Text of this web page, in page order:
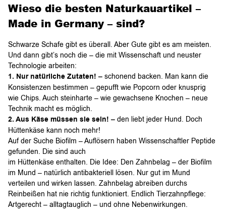
Wieso die besten Naturkauartikel –
Made in Germany – sind?
Schwarze Schafe gibt es überall. Aber Gute gibt es am meisten.
Und dann gibt’s noch die – die mit Wissenschaft und neuster
Technologie arbeiten:
1. Nur natürliche Zutaten! – schonend backen. Man kann die
Konsistenzen bestimmen – gepufft wie Popcorn oder knusprig
wie Chips. Auch steinharte – wie gewachsene Knochen – neue
Technik macht es möglich.
2. Aus Käse müssen sie sein! – den liebt jeder Hund. Doch
Hüttenkäse kann noch mehr!
Auf der Suche Biofilm – Auflösern haben Wissenschaftler Peptide
gefunden. Die sind auch
im Hüttenkäse enthalten. Die Idee: Den Zahnbelag – der Biofilm
im Mund – natürlich antibakteriell lösen. Nur gut im Mund
verteilen und wirken lassen. Zahnbelag abreiben durchs
Reinbeißen hat nie richtig funktioniert. Endlich Tierzahnpflege:
Artgerecht – alltagtauglich – und ohne Nebenwirkungen.